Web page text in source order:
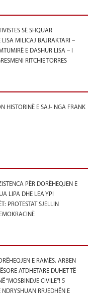
SË SHQUAR
MILICAJ BAJRAKTARI –
E DASHUR LISA – I
RITCHIE TORRES
HISTORINË E SAJ- NGA FRANK
PËR DORËHEQJEN E
LIPA DHE LEA YPI
PROTESTAT SJELLIN
E RAMËS, ARBEN
ATDHETARE DUHET TË
“MOSBINDJE CIVILE”! 5
NDRYSHUAN RRJEDHËN E